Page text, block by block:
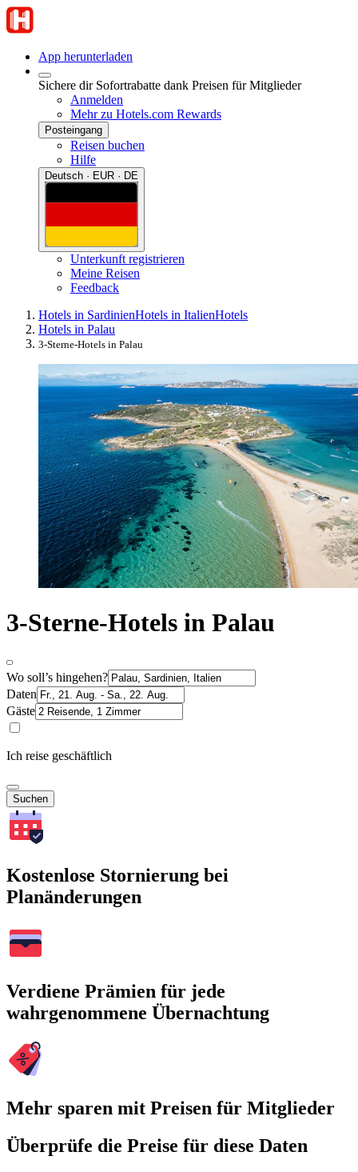
App herunterladen
Sichere dir Sofortrabatte dank Preisen für Mitglieder
Anmelden
Mehr zu Hotels.com Rewards
Posteingang
Reisen buchen
Hilfe
Deutsch · EUR · DE
Unterkunft registrieren
Meine Reisen
Feedback
Hotels in SardinienHotels in ItalienHotels
Hotels in Palau
3-Sterne-Hotels in Palau
3-Sterne-Hotels in Palau
Wo soll’s hingehen?
Daten
Gäste
Ich reise geschäftlich
Suchen
Kostenlose Stornierung bei
Planänderungen
Verdiene Prämien für jede
wahrgenommene Übernachtung
Mehr sparen mit Preisen für Mitglieder
Überprüfe die Preise für diese Daten